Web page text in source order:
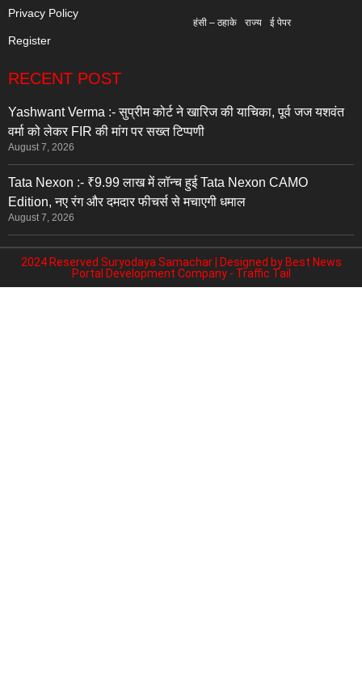
Privacy Policy
Register
हंसी – ठहाके राज्य ई पेपर
RECENT POST
Yashwant Verma :- सुप्रीम कोर्ट ने खारिज की याचिका, पूर्व जज यशवंत
वर्मा को लेकर FIR की मांग पर सख्त टिप्पणी
August 7, 2026
Tata Nexon :- ₹9.99 लाख में लॉन्च हुई Tata Nexon CAMO
Edition, नए रंग और दमदार फीचर्स से मचाएगी धमाल
August 7, 2026
2024 Reserved Suryodaya Samachar | Designed by Best News
Portal Development Company- Traffic Tail